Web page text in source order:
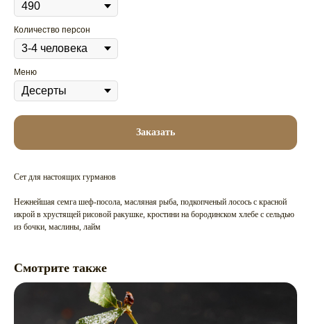
Количество персон
Меню
Заказать
Сет для настоящих гурманов
Нежнейшая семга шеф-посола, масляная рыба, подкопченый лосось с красной
икрой в хрустящей рисовой ракушке, кростини на бородинском хлебе с сельдью
из бочки, маслины, лайм
Смотрите также